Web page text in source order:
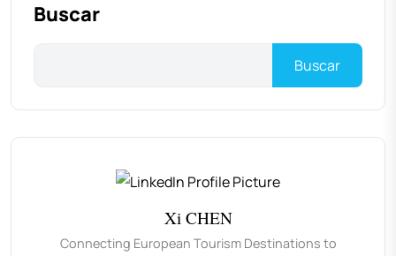
Buscar
Buscar
Xi CHEN
Connecting European Tourism Destinations to